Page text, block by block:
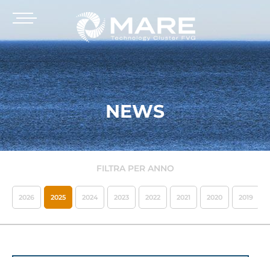
NEWS
FILTRA PER ANNO
2026 2025 2024 2023 2022 2021 2020 2019